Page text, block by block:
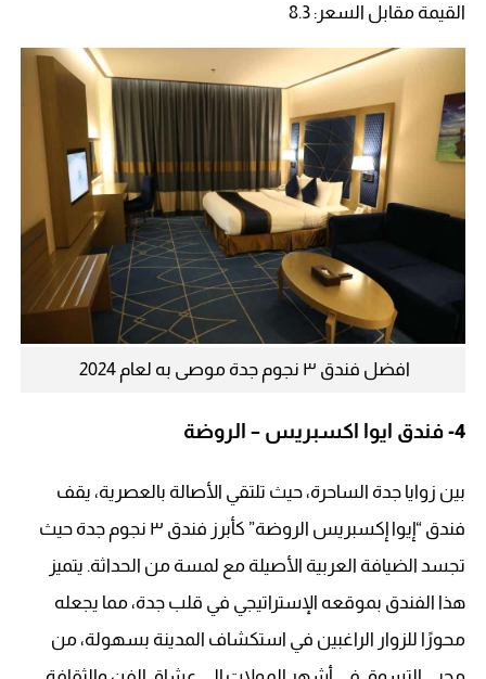
القيمة مقابل السعر: 8.3
افضل فندق ٣ نجوم جدة موصى به لعام 2024
4- فندق ايوا اكسبريس – الروضة
بين زوايا جدة الساحرة، حيث تلتقي الأصالة بالعصرية، يقف
فندق “إيوا إكسبريس الروضة” كأبرز فندق ٣ نجوم جدة حيث
تجسد الضيافة العربية الأصيلة مع لمسة من الحداثة. يتميز
هذا الفندق بموقعه الإستراتيجي في قلب جدة، مما يجعله
محورًا للزوار الراغبين في استكشاف المدينة بسهولة، من